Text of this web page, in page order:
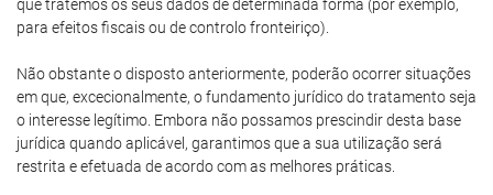
que tratemos os seus dados de determinada forma (por exemplo,
para efeitos fiscais ou de controlo fronteiriço).
Não obstante o disposto anteriormente, poderão ocorrer situações
em que, excecionalmente, o fundamento jurídico do tratamento seja
o interesse legítimo. Embora não possamos prescindir desta base
jurídica quando aplicável, garantimos que a sua utilização será
restrita e efetuada de acordo com as melhores práticas.